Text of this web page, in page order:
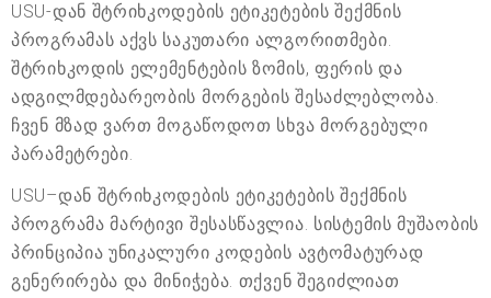
USU-დან შტრიხკოდების ეტიკეტების შექმნის
პროგრამას აქვს საკუთარი ალგორითმები.
შტრიხკოდის ელემენტების ზომის, ფერის და
ადგილმდებარეობის მორგების შესაძლებლობა.
ჩვენ მზად ვართ მოგაწოდოთ სხვა მორგებული
პარამეტრები.
USU–დან შტრიხკოდების ეტიკეტების შექმნის
პროგრამა მარტივი შესასწავლია. სისტემის მუშაობის
პრინციპია უნიკალური კოდების ავტომატურად
გენერირება და მინიჭება. თქვენ შეგიძლიათ